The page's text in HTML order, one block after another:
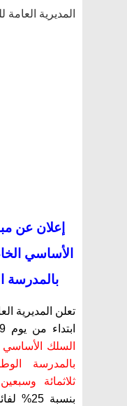
المديرية العامة
إعلان عن
الأساسي
بالمدرسة
تعلن المديرية
ابتداء من يوم 29 أبريل 2019،
السلك الأساسي
بالمدرسة
ثلاثمائة وسبعين (370)
بنسبة